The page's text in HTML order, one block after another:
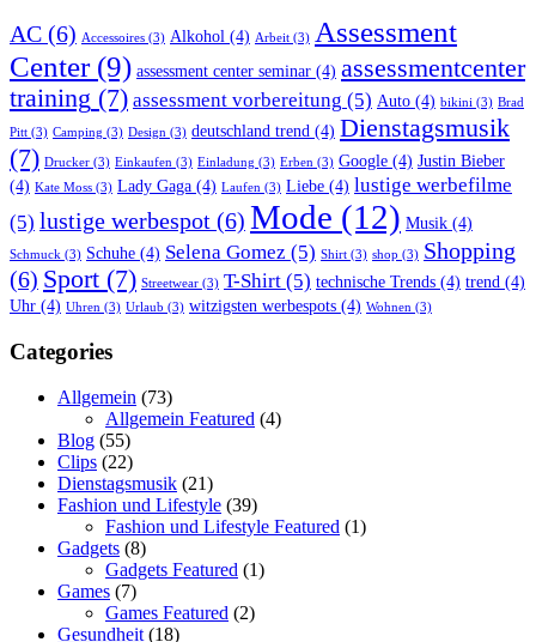
AC (6) Accessoires (3) Alkohol (4) Arbeit (3) Assessment
Center(9) assessment center seminar (4) assessmentcenter
training (7) assessment vorbereitung (5) Auto (4) bikini (3) Brad
Pitt (3) Camping (3) Design (3) deutschland trend (4) Dienstagsmusik
(7) Drucker (3) Einkaufen (3) Einladung (3) Erben (3) Google (4) Justin Bieber
(4) Kate Moss (3) Lady Gaga (4) Laufen (3) Liebe (4) lustige werbefilme
(5) lustige werbespot (6) Mode (12) Musik (4)
Schmuck (3) Schuhe (4) Selena Gomez (5) Shirt (3) shop (3) Shopping
(6) Sport (7) Streetwear (3) T-Shirt (5) technische Trends (4) trend (4)
Uhr (4) Uhren (3) Urlaub (3) witzigsten werbespots (4) Wohnen (3)
Categories
Allgemein (73)
Allgemein Featured (4)
Blog (55)
Clips (22)
Dienstagsmusik (21)
Fashion und Lifestyle (39)
Fashion und Lifestyle Featured (1)
Gadgets (8)
Gadgets Featured (1)
Games (7)
Games Featured (2)
Gesundheit(18)